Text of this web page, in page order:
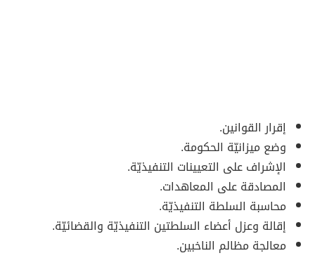
إقرار القوانين.
وضع ميزانيّة الحكومة.
الإشراف على التعيينات التنفيذيّة.
المصادقة على المعاهدات.
محاسبة السلطة التنفيذيّة.
إقالة وعزل أعضاء السلطتين التنفيذيّة والقضائيّة.
معالجة مظالم الناخبين.